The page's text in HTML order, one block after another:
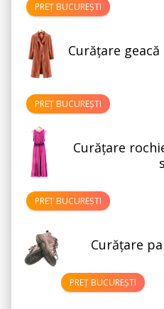
PREȚ BUCUREȘTI
Curățare
PREȚ BUCUREȘTI
Curățare
PREȚ BUCUREȘTI
Curățare
PREȚ BUCUREȘTI